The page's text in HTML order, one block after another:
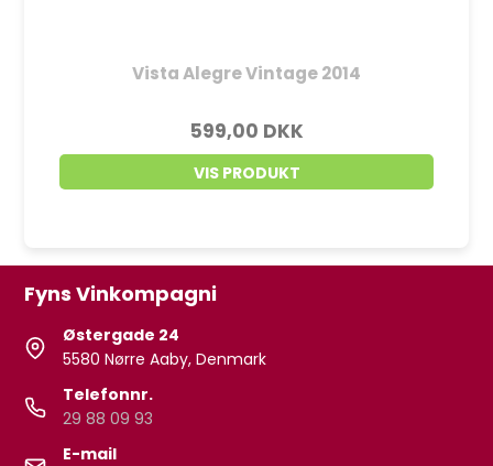
Vista Alegre Vintage 2014
599,00 DKK
VIS PRODUKT
Fyns Vinkompagni
Østergade 24
5580 Nørre Aaby, Denmark
Telefonnr.
29 88 09 93
E-mail